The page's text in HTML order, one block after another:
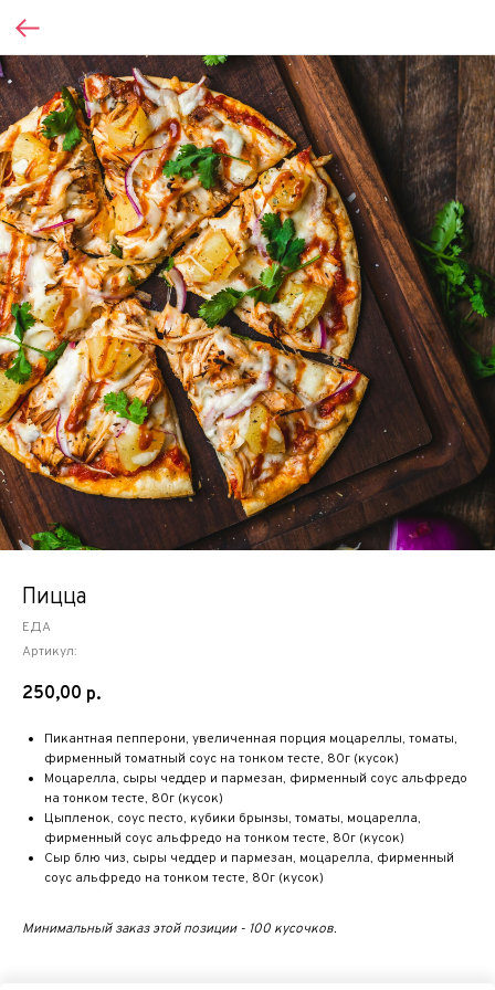
Пицца
ЕДА
Артикул:
250,00 р.
Пикантная пепперони, увеличенная порция моцареллы, томаты,
фирменный томатный соус на тонком тесте, 80г (кусок)
Моцарелла, сыры чеддер и пармезан, фирменный соус альфредо
на тонком тесте, 80г (кусок)
Цыпленок, соус песто, кубики брынзы, томаты, моцарелла,
фирменный соус альфредо на тонком тесте, 80г (кусок)
Сыр блю чиз, сыры чеддер и пармезан, моцарелла, фирменный
соус альфредо на тонком тесте, 80г (кусок)
Минимальный заказ этой позиции - 100 кусочков.